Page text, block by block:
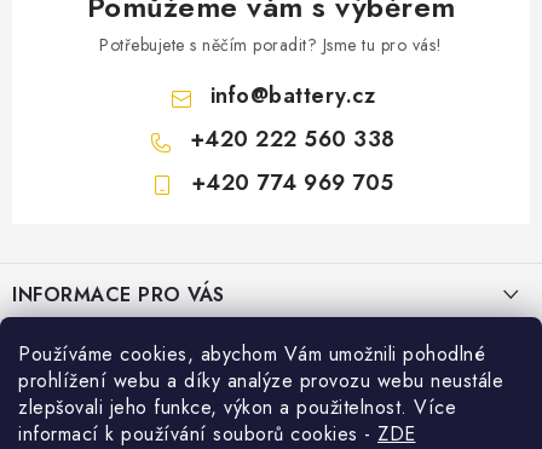
Používáme cookies, abychom Vám umožnili pohodlné
prohlížení webu a díky analýze provozu webu neustále
zlepšovali jeho funkce, výkon a použitelnost. Více
informací k používání souborů cookies - ZDE
Potřebujete s něčím poradit? Jsme tu pro vás!
info@battery.cz
+420 222 560 338
+420 774 969 705
pINFORMACE PRO VÁS
KONTAKTY
POŠTOVNÉ A DOPRAVA
KONFIGURÁTOR AUTOBATERIÍ
PRODEJNY BATTERY.CZ
Prodejna Brno - Pražákova ul.
Konfigurátor AUTOBATERIE